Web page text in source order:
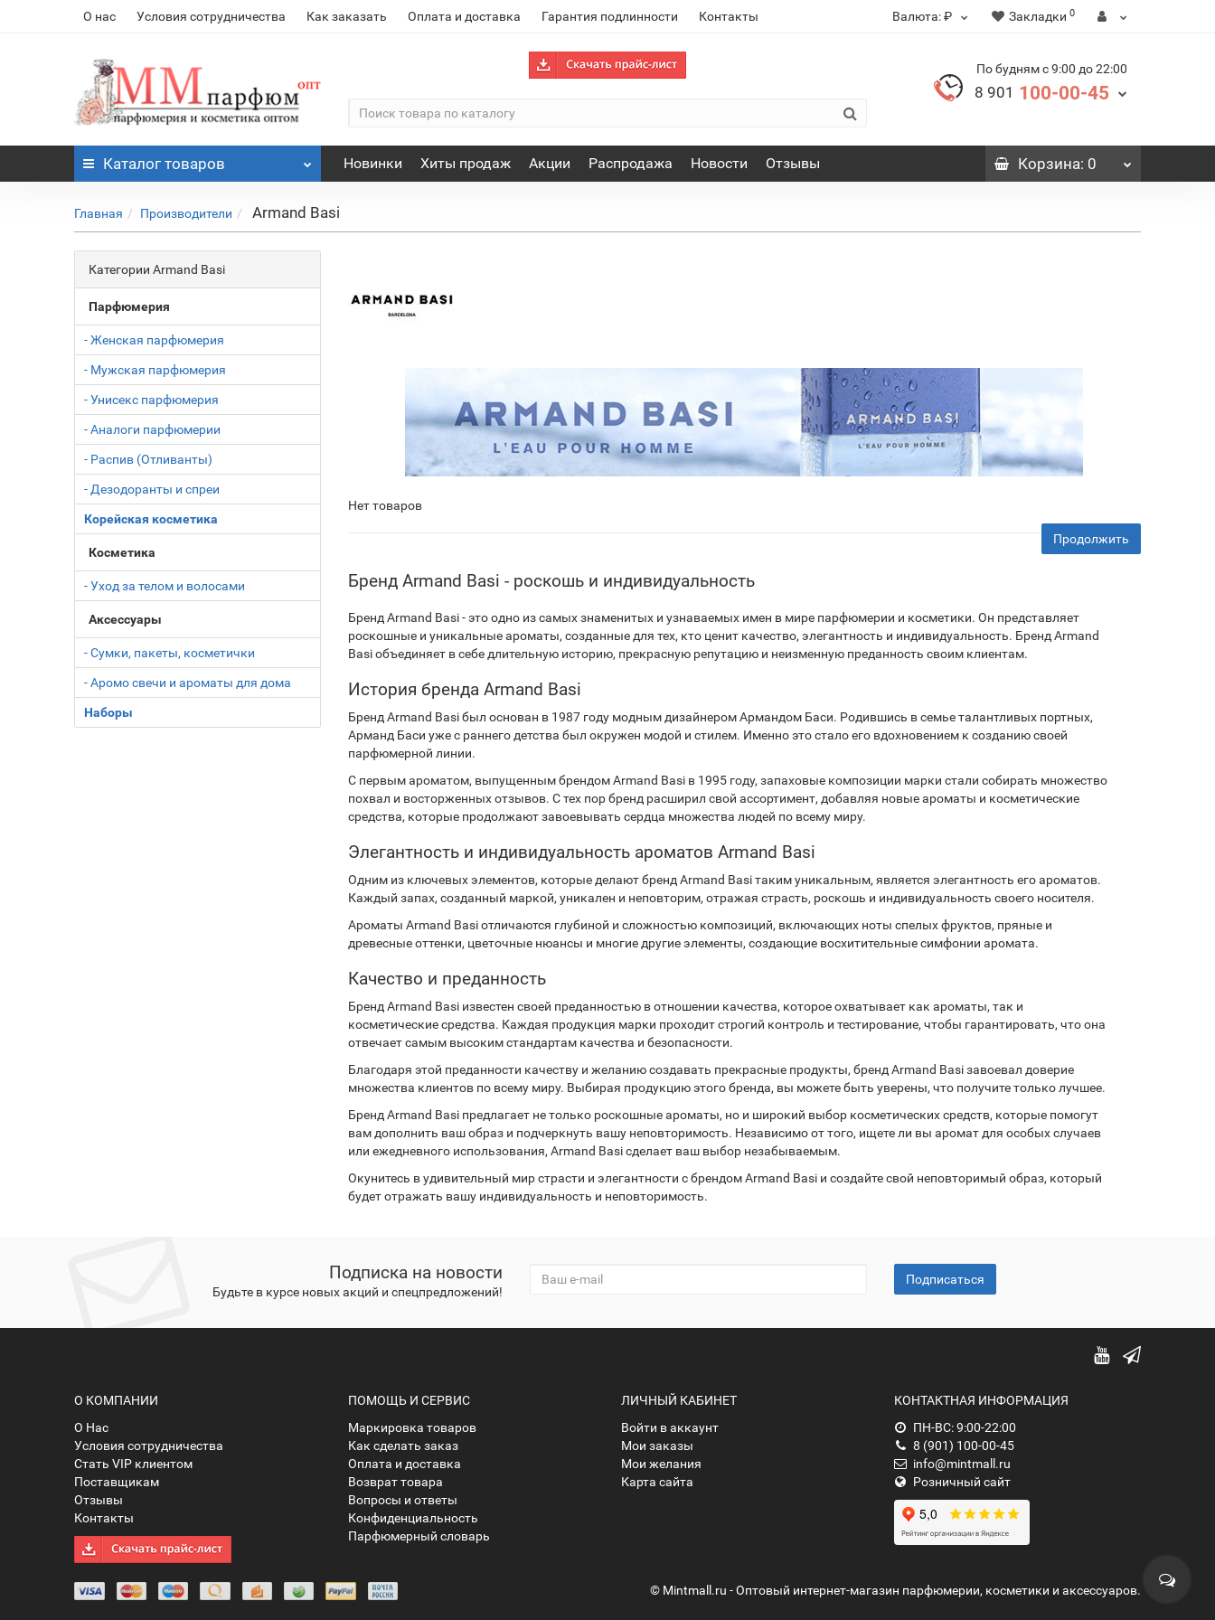
О нас Условия сотрудничества Как заказать Оплата и доставка Гарантия подлинности Контакты Валюта:₽ Закладки 0
По будням с 9:00 до 22:00
8 901 100-00-45
Каталог товаров Новинки Хиты продаж Акции Распродажа Новости Отзывы Корзина: 0
Главная Производители Armand Basi
Категории Armand Basi
Парфюмерия
- Женская парфюмерия
- Мужская парфюмерия
- Унисекс парфюмерия
- Аналоги парфюмерии
- Распив (Отливанты)
- Дезодоранты и спреи
Корейская косметика
Косметика
- Уход за телом и волосами
Аксессуары
- Сумки, пакеты, косметички
- Аромо свечи и ароматы для дома
Наборы
Нет товаров
Продолжить
Бренд Armand Basi - роскошь и индивидуальность
Бренд Armand Basi - это одно из самых знаменитых и узнаваемых имен в мире парфюмерии и косметики. Он представляет
роскошные и уникальные ароматы, созданные для тех, кто ценит качество, элегантность и индивидуальность. Бренд Armand
Basi объединяет в себе длительную историю, прекрасную репутацию и неизменную преданность своим клиентам.
История бренда Armand Basi
Бренд Armand Basi был основан в 1987 году модным дизайнером Армандом Баси. Родившись в семье талантливых портных,
Арманд Баси уже с раннего детства был окружен модой и стилем. Именно это стало его вдохновением к созданию своей
парфюмерной линии.
С первым ароматом, выпущенным брендом Armand Basi в 1995 году, запаховые композиции марки стали собирать множество
похвал и восторженных отзывов. С тех пор бренд расширил свой ассортимент, добавляя новые ароматы и косметические
средства, которые продолжают завоевывать сердца множества людей по всему миру.
Элегантность и индивидуальность ароматов Armand Basi
Одним из ключевых элементов, которые делают бренд Armand Basi таким уникальным, является элегантность его ароматов.
Каждый запах, созданный маркой, уникален и неповторим, отражая страсть, роскошь и индивидуальность своего носителя.
Ароматы Armand Basi отличаются глубиной и сложностью композиций, включающих ноты спелых фруктов, пряные и
древесные оттенки, цветочные нюансы и многие другие элементы, создающие восхитительные симфонии аромата.
Качество и преданность
Бренд Armand Basi известен своей преданностью в отношении качества, которое охватывает как ароматы, так и
косметические средства. Каждая продукция марки проходит строгий контроль и тестирование, чтобы гарантировать, что она
отвечает самым высоким стандартам качества и безопасности.
Благодаря этой преданности качеству и желанию создавать прекрасные продукты, бренд Armand Basi завоевал доверие
множества клиентов по всему миру. Выбирая продукцию этого бренда, вы можете быть уверены, что получите только лучшее.
Бренд Armand Basi предлагает не только роскошные ароматы, но и широкий выбор косметических средств, которые помогут
вам дополнить ваш образ и подчеркнуть вашу неповторимость. Независимо от того, ищете ли вы аромат для особых случаев
или ежедневного использования, Armand Basi сделает ваш выбор незабываемым.
Окунитесь в удивительный мир страсти и элегантности с брендом Armand Basi и создайте свой неповторимый образ, который
будет отражать вашу индивидуальность и неповторимость.
Подписка на новости
Будьте в курсе новых акций и спецпредложений!
Подписаться
О КОМПАНИИ
О Нас
Условия сотрудничества
Стать VIP клиентом
Поставщикам
Отзывы
Контакты
ПОМОЩЬ И СЕРВИС
Маркировка товаров
Как сделать заказ
Оплата и доставка
Возврат товара
Вопросы и ответы
Конфиденциальность
Парфюмерный словарь
ЛИЧНЫЙ КАБИНЕТ
Войти в аккаунт
Мои заказы
Мои желания
Карта сайта
КОНТАКТНАЯ ИНФОРМАЦИЯ
ПН-ВС: 9:00-22:00
8 (901) 100-00-45
info@mintmall.ru
Розничный сайт
© Mintmall.ru - Оптовый интернет-магазин парфюмерии, косметики и аксессуаров.